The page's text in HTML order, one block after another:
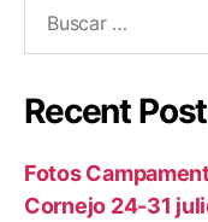
Recent
Fotos
Cornejo 24-31